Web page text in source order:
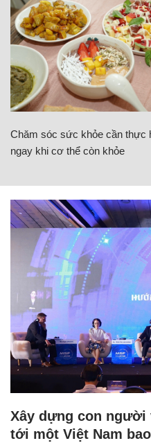
Chăm sóc sức khỏe cần thực
ngay khi cơ thể còn khỏe
Xây dựng con người
tới một Việt Nam